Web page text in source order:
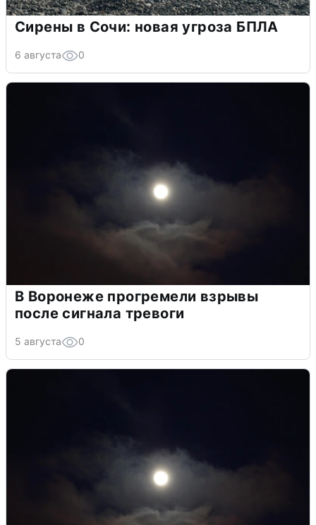
Сирены в Сочи: новая угроза БПЛА
6 августа 0
В Воронеже прогремели взрывы
после сигнала тревоги
5 августа 0